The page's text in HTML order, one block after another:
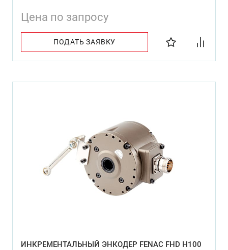
Цена по запросу
ПОДАТЬ ЗАЯВКУ
ИНКРЕМЕНТАЛЬНЫЙ ЭНКОДЕР FENAC FHD H100